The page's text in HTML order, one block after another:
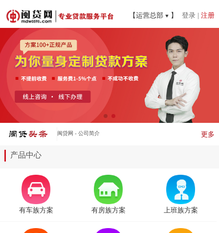
登录 |注册
【运营总部 】
实体门店加盟合作 更多
产品中心
有车族方案 有房族方案 上班族方案